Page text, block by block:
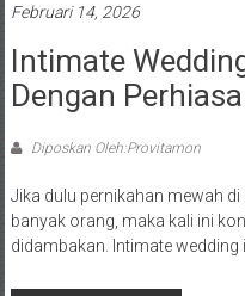
Februari 14, 2026
Intimate
Dengan
Diposkan Oleh:Provitamon
Jika dulu pernikahan mewah
banyak orang, maka kali ini
didambakan. Intimate wedding